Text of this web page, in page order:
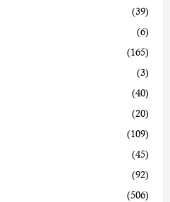
(39)
(6)
(165)
(3)
(40)
(20)
(109)
(45)
(92)
(506)